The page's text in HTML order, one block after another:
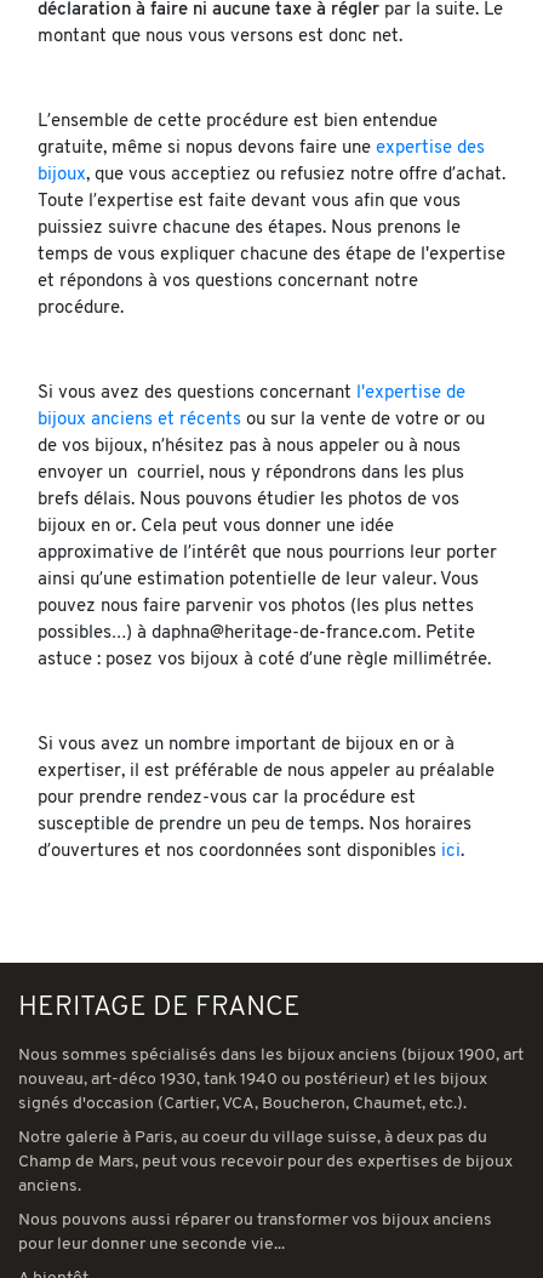
déclaration à faire ni aucune taxe à régler par la suite. Le
montant que nous vous versons est donc net.
L’ensemble de cette procédure est bien entendue
gratuite, même si nopus devons faire une expertise des
bijoux, que vous acceptiez ou refusiez notre offre d’achat.
Toute l’expertise est faite devant vous afin que vous
puissiez suivre chacune des étapes. Nous prenons le
temps de vous expliquer chacune des étape de l'expertise
et répondons à vos questions concernant notre
procédure.
Si vous avez des questions concernant l'expertise de
bijoux anciens et récents ou sur la vente de votre or ou
de vos bijoux, n’hésitez pas à nous appeler ou à nous
envoyer un courriel, nous y répondrons dans les plus
brefs délais. Nous pouvons étudier les photos de vos
bijoux en or. Cela peut vous donner une idée
approximative de l’intérêt que nous pourrions leur porter
ainsi qu’une estimation potentielle de leur valeur. Vous
pouvez nous faire parvenir vos photos (les plus nettes
possibles…) à daphna@heritage-de-france.com. Petite
astuce : posez vos bijoux à coté d’une règle millimétrée.
Si vous avez un nombre important de bijoux en or à
expertiser, il est préférable de nous appeler au préalable
pour prendre rendez-vous car la procédure est
susceptible de prendre un peu de temps. Nos horaires
d’ouvertures et nos coordonnées sont disponibles ici.
HERITAGE DE FRANCE
Nous sommes spécialisés dans les bijoux anciens (bijoux 1900, art
nouveau, art-déco 1930, tank 1940 ou postérieur) et les bijoux
signés d'occasion (Cartier, VCA, Boucheron, Chaumet, etc.).
Notre galerie à Paris, au coeur du village suisse, à deux pas du
Champ de Mars, peut vous recevoir pour des expertises de bijoux
anciens.
Nous pouvons aussi réparer ou transformer vos bijoux anciens
pour leur donner une seconde vie...